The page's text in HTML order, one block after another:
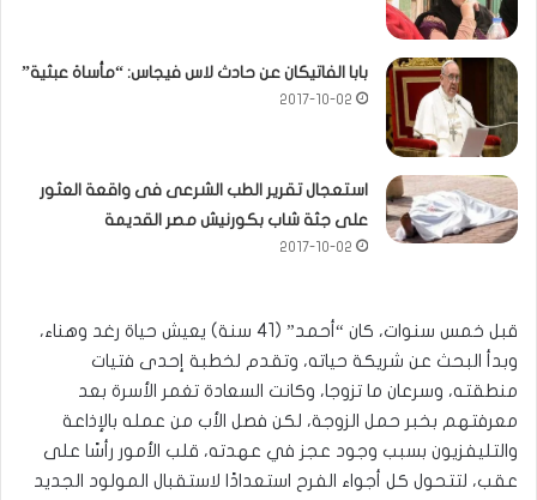
بابا الفاتيكان عن حادث لاس فيجاس: “مأساة عبثية”
2017-10-02
استعجال تقرير الطب الشرعى فى واقعة العثور
على جثة شاب بكورنيش مصر القديمة
2017-10-02
قبل خمس سنوات، كان “أحمد” (41 سنة) يعيش حياة رغد وهناء،
وبدأ البحث عن شريكة حياته، وتقدم لخطبة إحدى فتيات
منطقته، وسرعان ما تزوجا، وكانت السعادة تغمر الأسرة بعد
معرفتهم بخبر حمل الزوجة، لكن فصل الأب من عمله بالإذاعة
والتليفزيون بسبب وجود عجز في عهدته، قلب الأمور رأسًا على
عقب، لتتحول كل أجواء الفرح استعدادًا لاستقبال المولود الجديد